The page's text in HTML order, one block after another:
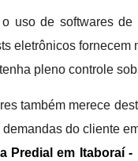
uso de softwares
eletrônicos
pleno controle
também merece
do cliente
Predial em Itaboraí -